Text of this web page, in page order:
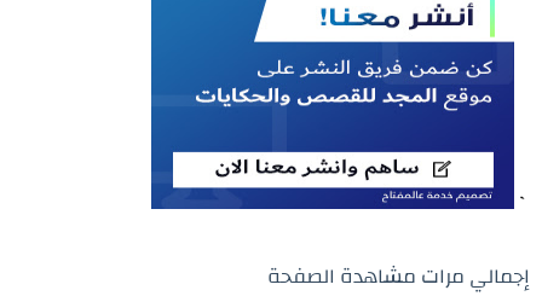
`
إجمالي مرات مشاهدة الصفحة